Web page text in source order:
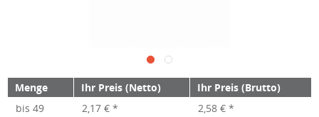
Menge Ihr Preis (Netto)
Ihr Preis (Brutto)
bis 49 2,17 € *
2,58 € *